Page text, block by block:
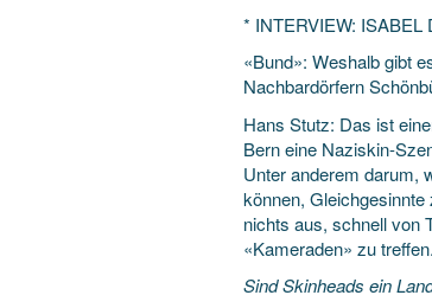
* INTERVIEW: ISABEL
«Bund»: Weshalb gibt
Nachbardörfern
Hans Stutz: Das ist
Bern eine Naziskin-
Unter anderem darum,
können,
nichts aus, schnell von
«Kameraden» zu treffen.
Sind Skinheads ein